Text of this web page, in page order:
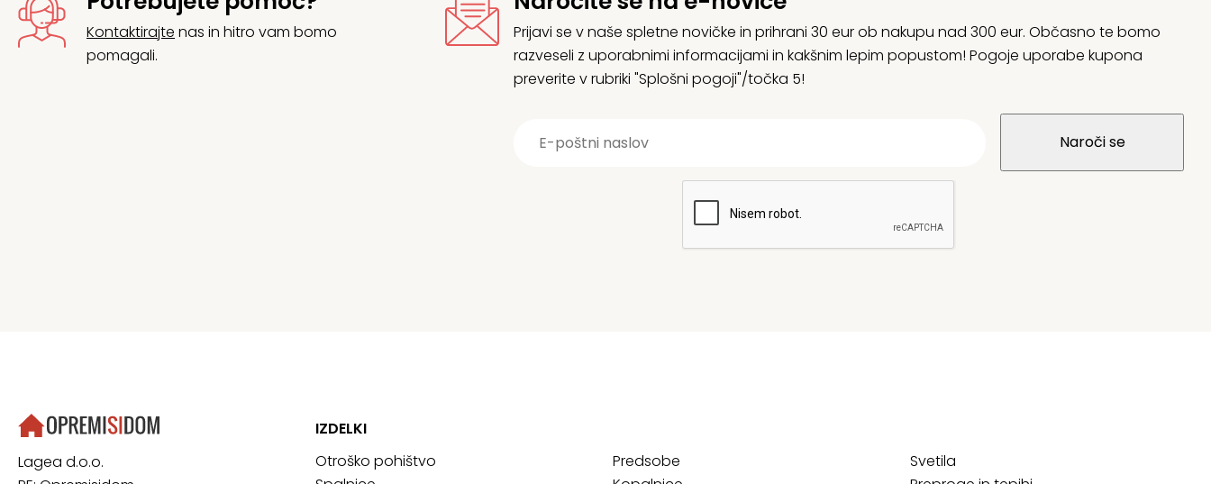
Kontaktirajte nas in hitro vam bomo
pomagali.
Prijavi se v naše spletne novičke in prihrani 30 eur ob nakupu nad 300 eur. Občasno te bomo
razveseli z uporabnimi informacijami in kakšnim lepim popustom! Pogoje uporabe kupona
preverite v rubriki "Splošni pogoji"/točka 5!
Lagea d.o.o.
IZDELKI
Otroško pohištvo
Predsobe
Svetila